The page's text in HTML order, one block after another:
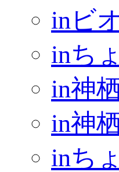
inビ
inち
in神
in神
inち